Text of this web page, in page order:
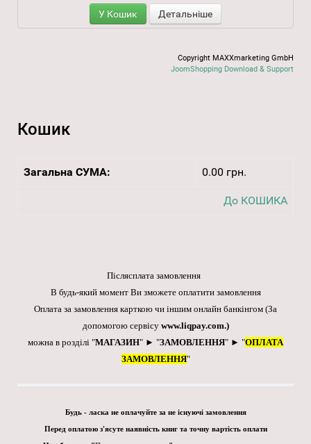
У Кошик Детальніше
Copyright MAXXmarketing GmbH
JoomShopping Download & Support
Кошик
Загальна СУМА: 0.00 грн.
До КОШИКА
Післясплата замовлення
В будь-який момент Ви зможете оплатити замовлення
Оплата за замовлення карткою чи іншим онлайн банкінгом (За
допомогою сервісу www.liqpay.com.)
можна в розділі "МАГАЗИН" ► "ЗАМОВЛЕННЯ" ► "ОПЛАТА
ЗАМОВЛЕННЯ"
Будь - ласка не оплачуйте за не існуючі замовлення
Перед оплатою з'ясуте наявність книг та точну вартість оплати